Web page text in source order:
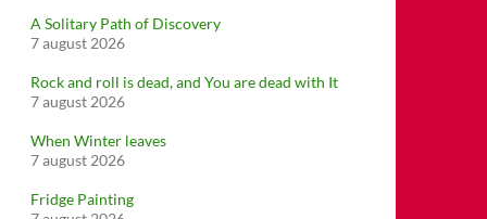
A Solitary Path of Discovery
7 august 2026
Rock and roll is dead, and You are dead with It
7 august 2026
When Winter leaves
7 august 2026
Fridge Painting